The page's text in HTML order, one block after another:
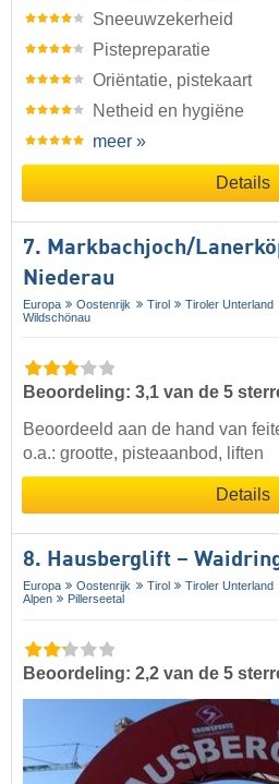
Sneeuwzekerheid
Pistepreparatie
Oriëntatie, pistekaart
Netheid en hygiëne
meer »
Details
7. Markbachjoch/​
Niederau
Europa Oostenrijk Tirol Tiroler Unterland
Wildschönau
Beoordeling: 3,1 van de 5
Beoordeeld aan de hand van
o.a.: grootte, pisteaanbod, liften
Details
8. Hausberglift –
Europa Oostenrijk Tirol Tiroler Unterland
Alpen
Pillerseetal
Beoordeling: 2,2 van de 5